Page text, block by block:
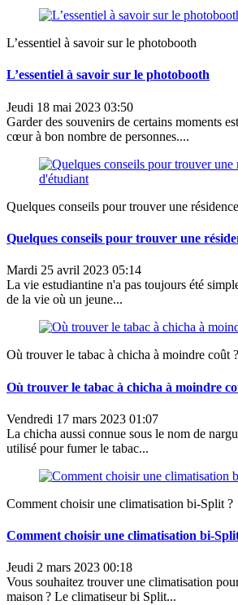
L’essentiel à savoir sur le photobooth
L’essentiel à savoir sur le photobooth
Jeudi 18 mai 2023 03:50
Garder des souvenirs de certains moments
cœur à bon nombre de personnes....
Quelques conseils pour trouver une
Quelques conseils pour trouver une
Mardi 25 avril 2023 05:14
La vie estudiantine n'a pas toujours été
de la vie où un jeune...
Où trouver le tabac à chicha à moindre coût ?
Où trouver le tabac à chicha à moindre
Vendredi 17 mars 2023 01:07
La chicha aussi connue sous le nom de
utilisé pour fumer le tabac...
Comment choisir une climatisation bi-Split ?
Comment choisir une climatisation bi-
Jeudi 2 mars 2023 00:18
Vous souhaitez trouver une climatisation
maison ? Le climatiseur bi Split...